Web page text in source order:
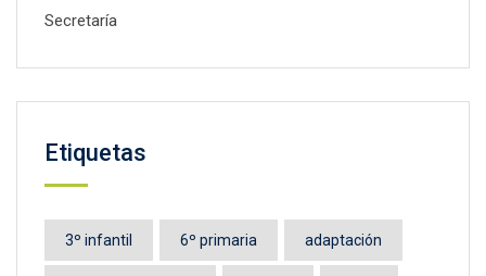
Secretaría
Etiquetas
3º infantil 6º primaria adaptación